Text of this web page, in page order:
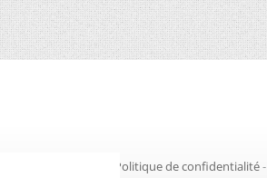
Politique de confidentialité-